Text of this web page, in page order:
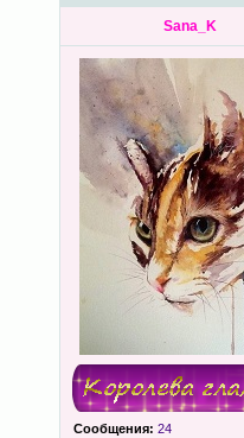
Sana_K
Сообщения: 24